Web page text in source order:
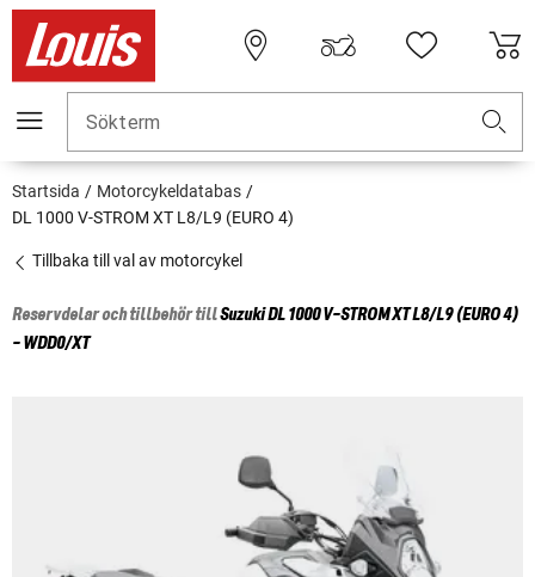
Sökterm
Startsida
Motorcykeldatabas
DL 1000 V-STROM XT L8/L9 (EURO 4)
Tillbaka till val av motorcykel
Reservdelar och tillbehör tillSuzukiDL 1000 V-STROM XT L8/L9 (EURO 4)
- WDD0/XT